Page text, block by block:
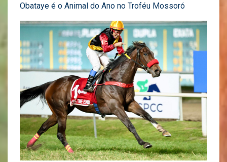
Obataye é o Animal do Ano no Troféu Mossoró